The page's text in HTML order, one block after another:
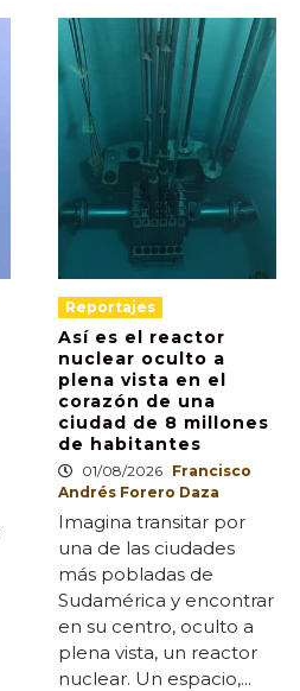
Reportajes
Así es el reactor
nuclear oculto a
plena vista en el
corazón de una
ciudad de 8 millones
de habitantes
01/08/2026 Francisco
Andrés Forero Daza
Imagina transitar por
una de las ciudades
más pobladas de
Sudamérica y encontrar
en su centro, oculto a
plena vista, un reactor
nuclear. Un espacio,...